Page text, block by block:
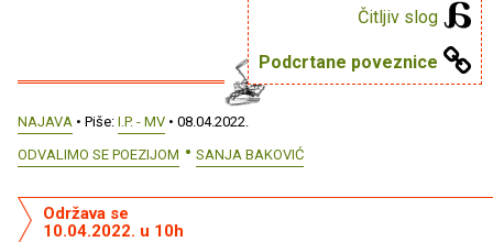
Čitljiv slog
Podcrtane poveznice
NAJAVA • Piše: I.P. - MV • 08.04.2022.
ODVALIMO SE POEZIJOM
SANJA BAKOVIĆ
Održava se
10.04.2022. u 10h